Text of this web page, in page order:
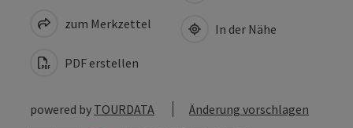
zum Merkzettel
PDF erstellen
In der Nähe
powered by TOURDATA Änderung vorschlagen